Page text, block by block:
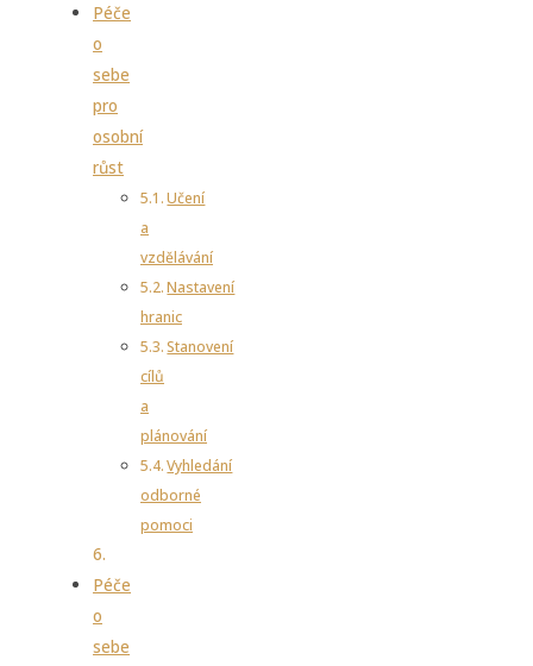
Péče
o
sebe
pro
osobní
růst
Učení
a
vzdělávání
Nastavení
hranic
Stanovení
cílů
a
plánování
Vyhledání
odborné
pomoci
Péče
o
sebe